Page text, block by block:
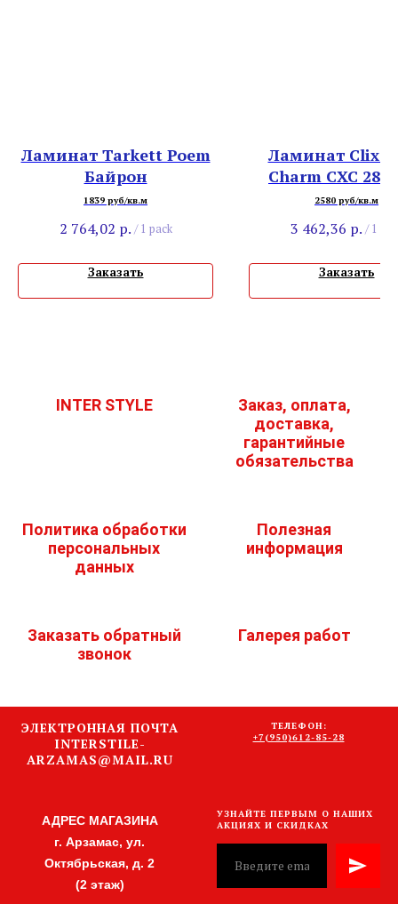
Ламинат Tarkett Poem
Байрон
1839 руб/кв.м
2 764,02 р. / 1 pack
Заказать
Ламинат Clix
Charm CXC 287
Кварц
2580 руб/кв.м
3 462,36 р. / 1
Заказать
INTER STYLE
Заказ, оплата,
доставка,
гарантийные
обязательства
Политика обработки
персональных
данных
Полезная
информация
Заказать обратный
звонок
Галерея работ
ЭЛЕКТРОННАЯ ПОЧТА
INTERSTILE-
ARZAMAS@MAIL.RU
ТЕЛЕФОН:
+7(950)612-85-28
АДРЕС МАГАЗИНА
г. Арзамас, ул.
Октябрьская, д. 2
(2 этаж)
УЗНАЙТЕ ПЕРВЫМ О НАШИХ
АКЦИЯХ И СКИДКАХ